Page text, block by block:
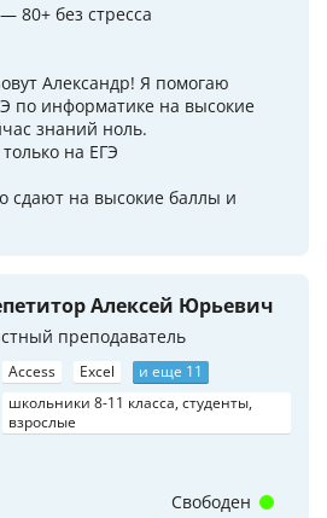
80+ без стресса
Александр! Я помогаю
по информатике на высокие
знаний ноль.
на ЕГЭ
сдают на высокие баллы и
Алексей Юрьевич
преподаватель
Access Excel
и еще 11
школьники 8-11 класса, студенты,
взрослые
Свободен